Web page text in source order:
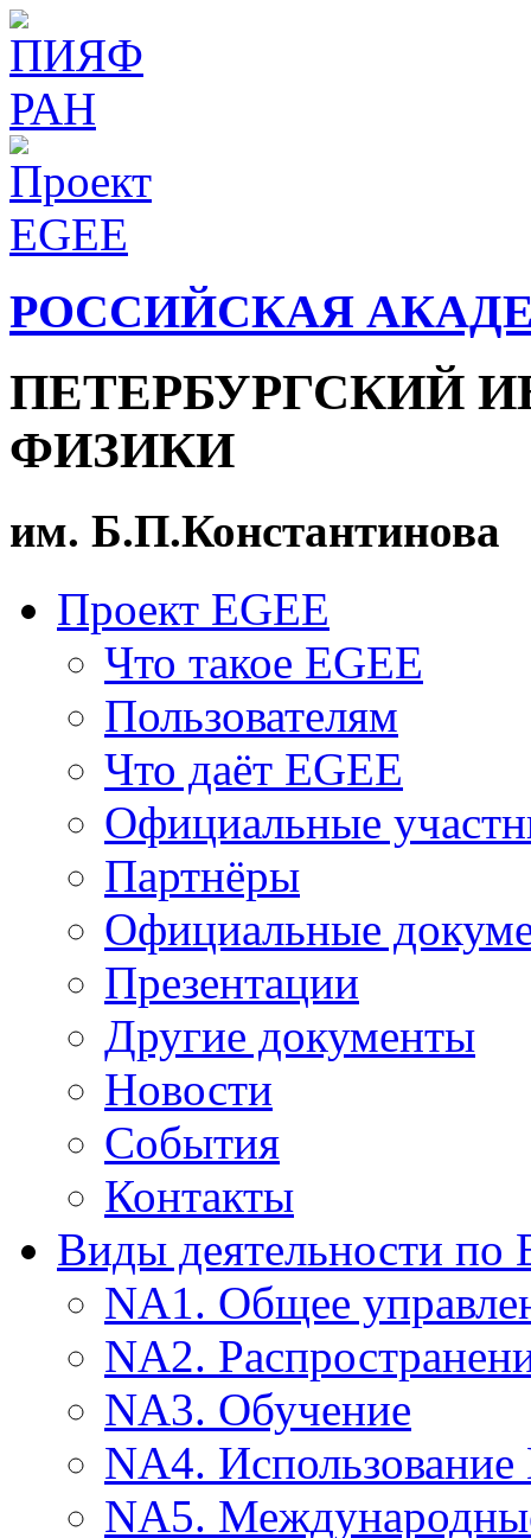
РОССИЙСКАЯ
ПЕТЕРБУРГСКИЙ
ФИЗИКИ
им. Б.П.Константинова
Проект EGEE
Что такое EGEE
Пользователям
Что даёт EGEE
Официальные
Партнёры
Официальные
Презентации
Другие документы
Новости
События
Контакты
Виды деятельности по
NA1. Общее
NA2.
NA3. Обучение
NA4. Использование
NA5.